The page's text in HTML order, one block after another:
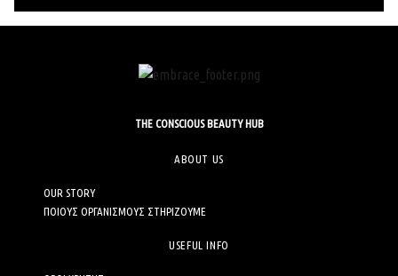
THE CONSCIOUS BEAUTY HUB
ABOUT US
OUR STORY
ΠΟΙΟΥΣ ΟΡΓΑΝΙΣΜΟΥΣ ΣΤΗΡΙΖΟΥΜΕ
USEFUL INFO